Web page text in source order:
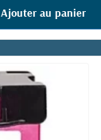
Ajouter au panier